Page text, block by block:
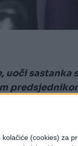
(cookies) za
uoči sastanka
Evropskom
je Costa.